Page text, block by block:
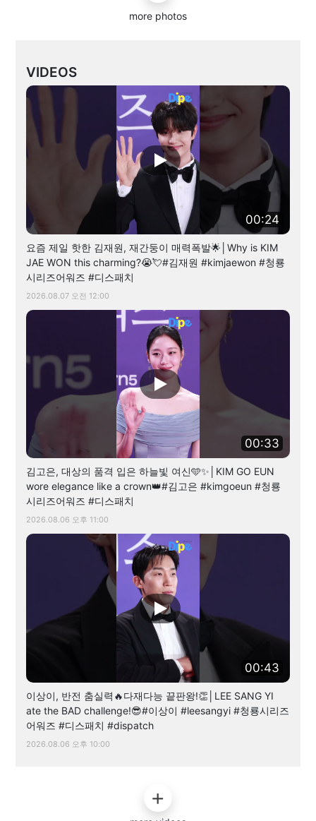
more photos
VIDEOS
00:24
요즘 제일 핫한 김재원, 재간둥이 매력폭발🌟│Why is KIM
JAE WON this charming?😭💘#김재원 #kimjaewon #청룡
시리즈어워즈 #디스패치
2026.08.07 오전 12:00
00:33
김고은, 대상의 품격 입은 하늘빛 여신🩵✨│KIM GO EUN
wore elegance like a crown👑#김고은 #kimgoeun #청룡
시리즈어워즈 #디스패치
2026.08.06 오후 11:00
00:43
이상이, 반전 춤실력🔥다재다능 끝판왕!👏│LEE SANG YI
ate the BAD challenge!😎#이상이 #leesangyi #청룡시리즈
어워즈 #디스패치 #dispatch
2026.08.06 오후 10:00